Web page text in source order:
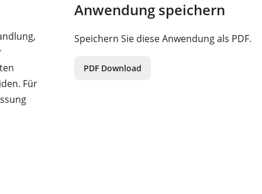
Für
Anwendung speichern
Speichern Sie diese Anwendung als PDF.
PDF Download